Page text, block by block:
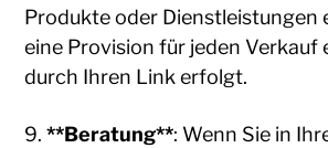
Produkte oder Dienstleistungen
eine Provision für jeden Verkauf
durch Ihren Link erfolgt.
9.**Beratung**: Wenn Sie in